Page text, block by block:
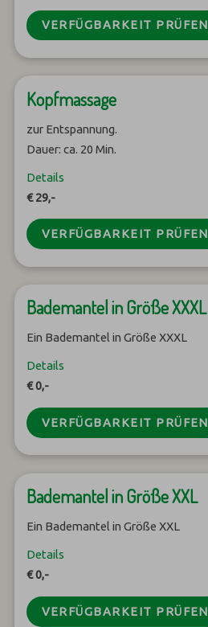
VERFÜGBARKEIT PRÜFEN
Kopfmassage
zur Entspannung.
Dauer: ca. 20 Min.
Details
€ 29,-
VERFÜGBARKEIT PRÜFEN
Bademantel in Größe XXXL
Ein Bademantel in Größe XXXL
Details
€ 0,-
VERFÜGBARKEIT PRÜFEN
Bademantel in Größe XXL
Ein Bademantel in Größe XXL
Details
€ 0,-
VERFÜGBARKEIT PRÜFEN